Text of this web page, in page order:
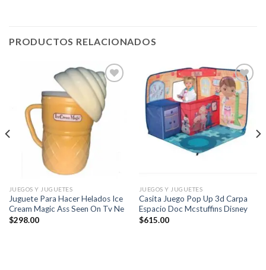
PRODUCTOS RELACIONADOS
Añadir
a la
lista de
deseos
JUEGOS Y JUGUETES
Juguete Para Hacer Helados Ice
Cream Magic Ass Seen On Tv Ne
$298.00
Añadir
a la
lista de
deseos
JUEGOS Y JUGUETES
Casita Juego Pop Up 3d Carpa
Espacio Doc Mcstuffins Disney
$615.00